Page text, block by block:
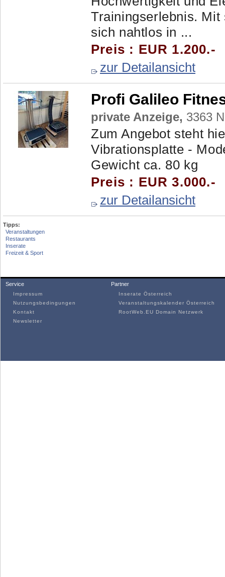
Trainingserlebnis.
sich nahtlos in ...
Preis : EUR 1.200.-
zur Detailansicht
Profi Galileo
private Anzeige, 3363
Zum Angebot steht
Vibrationsplatte -
Gewicht ca. 80 kg
Preis : EUR 3.000.-
zur Detailansicht
Tipps:
Veranstaltungen
Restaurants
Inserate
Freizeit & Sport
Service
Impressum
Nutzungsbedingungen
Kontakt
Newsletter
Partner
Inserate Österreich
Veranstaltungskalender Österreich
RootWeb.EU Domain Netzwerk